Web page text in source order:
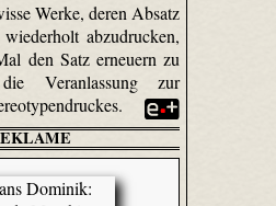
Werke, deren Absatz
abzudrucken,
den Satz erneuern zu
Veranlassung zur